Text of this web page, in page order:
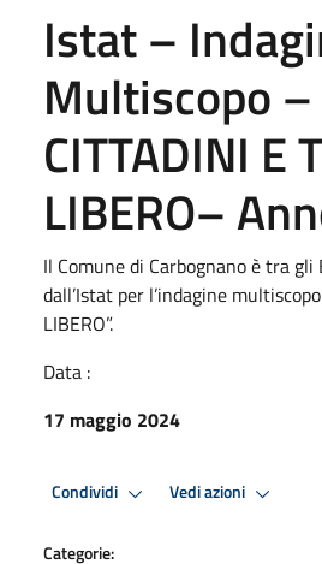
Istat –
Multiscopo –
CITTADINI E
LIBERO–
Il Comune di Carbognano è tra
dall’Istat per l’indagine multiscopo
LIBERO”.
Data :
17 maggio 2024
Condividi Vedi azioni
Categorie: